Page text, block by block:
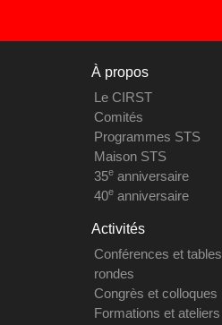
À propos
Le CIRST
Comités
Programmes STS
Maison STS
35eanniversaire
40eanniversaire
Activités
Conférences et tables
rondes
Congrès et colloques
Formations et ateliers